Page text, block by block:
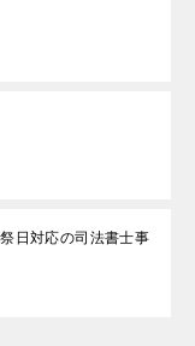
日対応の司法書士事